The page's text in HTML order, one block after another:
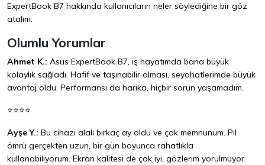
ExpertBook B7 hakkında kullanıcıların neler söylediğine bir göz
atalım:
Olumlu Yorumlar
Ahmet K.: Asus ExpertBook B7, iş hayatımda bana büyük
kolaylık sağladı. Hafif ve taşınabilir olması, seyahatlerimde büyük
avantaj oldu. Performansı da harika, hiçbir sorun yaşamadım.
⭐⭐⭐⭐
Ayşe Y.: Bu cihazı alalı birkaç ay oldu ve çok memnunum. Pil
ömrü gerçekten uzun, bir gün boyunca rahatlıkla
kullanabiliyorum. Ekran kalitesi de çok iyi, gözlerim yorulmuyor.